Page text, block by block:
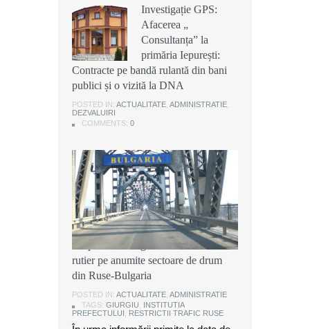
Investigație GPS:
Afacerea „
Consultanța” la
primăria Iepurești:
Contracte pe bandă rulantă din bani
publici și o vizită la DNA
POSTED IN: ACTUALITATE ADMINISTRATIE
DEZVALUIRI
COMMENTS: 0
Investigație GPS:
Afacerea „
Consultanța” la
primăria Iepurești:
Contracte pe bandă rulantă din bani
publici și o vizită la DNA
POSTED IN: ACTUALITATE ADMINISTRATIE
DEZVALUIRI
COMMENTS: 0
Investigație GPS:
Afacerea „
Consultanța” la
primăria Iepurești:
Contracte pe bandă rulantă din bani
publici și o vizită la DNA
POSTED IN: ACTUALITATE ADMINISTRATIE
DEZVALUIRI
COMMENTS: 0
Instituția Prefectului: Măsuri
temporare de organizare a traficului
rutier pe anumite sectoare de drum
din Ruse-Bulgaria
POSTED IN: ACTUALITATE ADMINISTRATIE
TAGS: GIURGIU
INSTITUTIA
PREFECTULUI
RESTRICTII TRAFIC RUSE